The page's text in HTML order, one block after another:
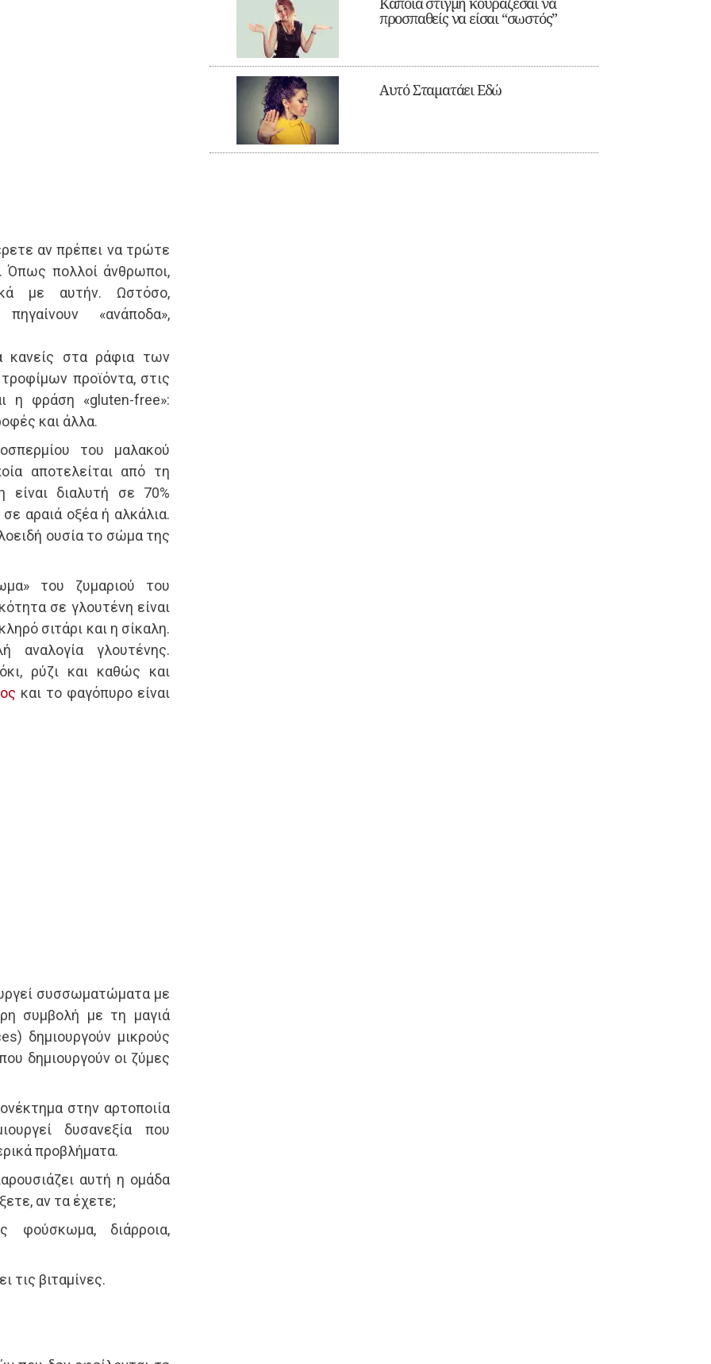
αν πρέπει να τρώτε
Όπως πολλοί άνθρωποι,
με αυτήν. Ωστόσο,
«ανάποδα»,
κανείς στα ράφια των
προϊόντα, στις
η φράση «gluten-free»:
και άλλα.
του μαλακού
αποτελείται από τη
είναι διαλυτή σε 70%
αραιά οξέα ή αλκάλια.
ουσία το σώμα της
του ζυμαριού του
σε γλουτένη είναι
σιτάρι και η σίκαλη.
αναλογία γλουτένης.
ρύζι και καθώς και
και το φαγόπυρο είναι
συσσωματώματα με
συμβολή με τη μαγιά
δημιουργούν μικρούς
δημιουργούν οι ζύμες
στην αρτοποιία
δυσανεξία που
προβλήματα.
αυτή η ομάδα
αν τα έχετε;
φούσκωμα, διάρροια,
τις βιταμίνες.
προσπαθείς να είσαι “σωστός”
Αυτό Σταματάει Εδώ